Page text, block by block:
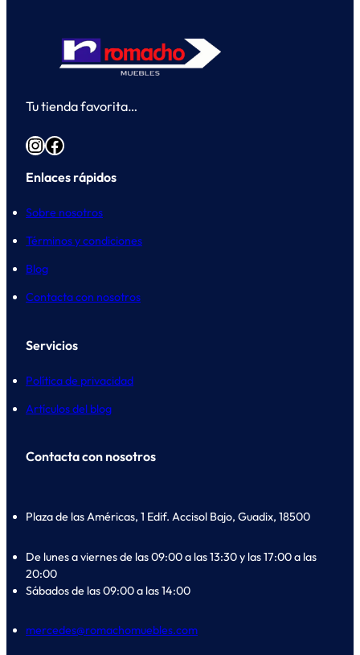
Tu tienda favorita…
InstagramFacebook
Enlaces rápidos
Sobre nosotros
Términos y condiciones
Blog
Contacta con nosotros
Servicios
Política de privacidad
Artículos del blog
Contacta con nosotros
Plaza de las Américas, 1 Edif. Accisol Bajo, Guadix, 18500
De lunes a viernes de las 09:00 a las 13:30 y las 17:00 a las
20:00
Sábados de las 09:00 a las 14:00
mercedes@romachomuebles.com